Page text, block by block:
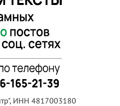
ИНН 4817003180